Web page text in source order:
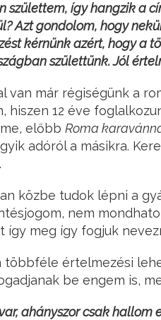
születtem, így hangzik a
Azt gondolom, hogy
kérnünk azért, hogy a
születtünk. Jól
van már régiségünk a
hiszen 12 éve
előbb Roma
adóról a másikra.
közbe tudok lépni a
nem
így meg így fogjuk
többféle értelmezési
be engem is,
ahányszor csak hallom